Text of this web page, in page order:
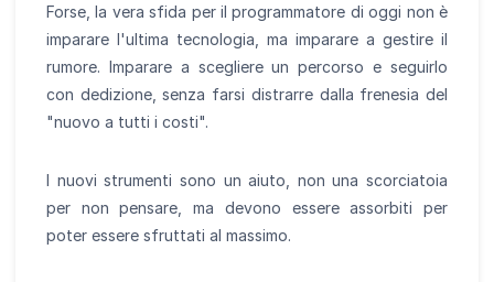
Forse, la vera sfida per il programmatore di oggi non è
imparare l'ultima tecnologia, ma imparare a gestire il
rumore. Imparare a scegliere un percorso e seguirlo
con dedizione, senza farsi distrarre dalla frenesia del
"nuovo a tutti i costi".
I nuovi strumenti sono un aiuto, non una scorciatoia
per non pensare, ma devono essere assorbiti per
poter essere sfruttati al massimo.